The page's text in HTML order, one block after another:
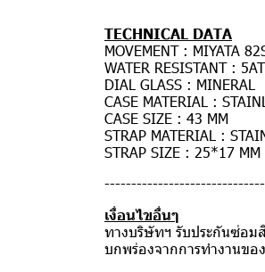
TECHNICAL DATA
MOVEMENT : MIYATA
WATER RESISTANT :
DIAL GLASS : MINERAL
CASE MATERIAL :
CASE SIZE : 43 MM
STRAP MATERIAL :
STRAP SIZE : 25*17 MM
เงื่อนไขอื่นๆ
ทางบริษัทฯ รับประกันซ่อม
บกพร่องจากการทำงานขอ